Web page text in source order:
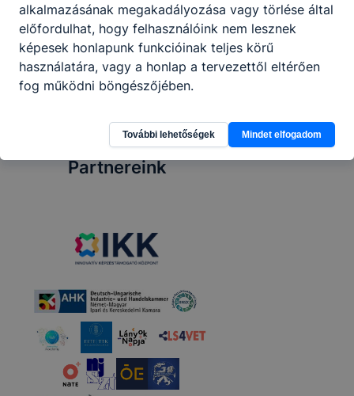
Alapítványunk
adószáma: 18159037-1-42.
2026. márc. 29. Alapítvány
Partnereink
alkalmazásának megakadályozása vagy törlése által
előfordulhat, hogy felhasználóink nem lesznek
képesek honlapunk funkcióinak teljes körű
használatára, vagy a honlap a tervezettől eltérően
fog működni böngészőjében.
További lehetőségek Mindet elfogadom